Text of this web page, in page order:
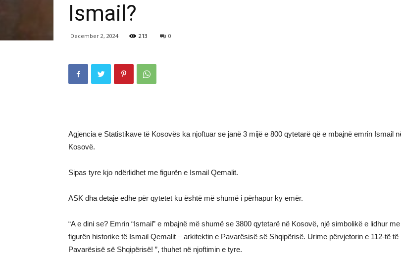
Ismail?
December 2, 2024 213 0
Agjencia e Statistikave të Kosovës ka njoftuar se janë 3 mijë e 800 qytetarë që e mbajnë emrin Ismail
Kosovë.
Sipas tyre kjo ndërlidhet me figurën e Ismail Qemalit.
ASK dha detaje edhe për qytetet ku është më shumë i përhapur ky emër.
“A e dini se? Emrin “Ismail” e mbajnë më shumë se 3800 qytetarë në Kosovë, një simbolikë e lidhur me
figurën historike të Ismail Qemalit – arkitektin e Pavarësisë së Shqipërisë. Urime përvjetorin e 112-të të
Pavarësisë së Shqipërisë! ”, thuhet në njoftimin e tyre.